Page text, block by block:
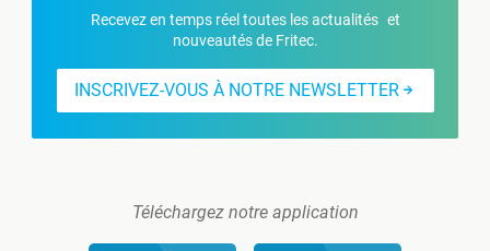
Recevez en temps réel toutes les actualités et
nouveautés de Fritec.
INSCRIVEZ-VOUS À NOTRE NEWSLETTER
Téléchargez notre application